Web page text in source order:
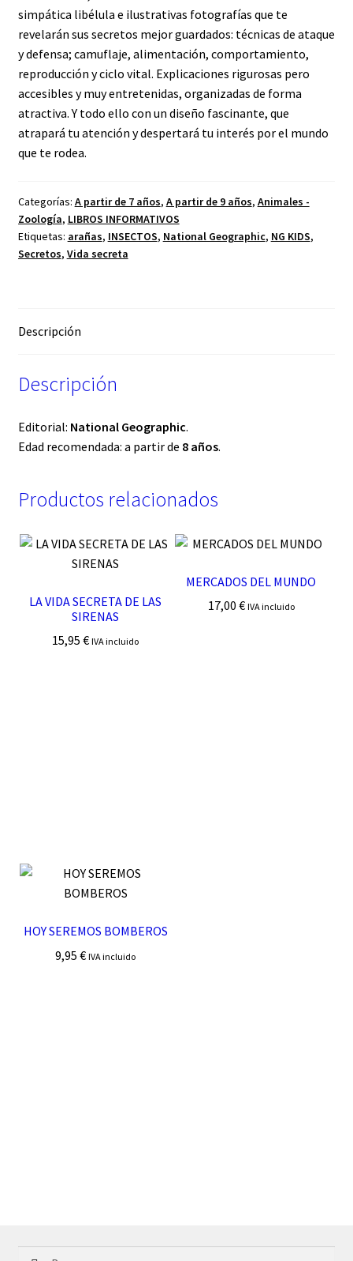
simpática libélula e ilustrativas fotografías que te
revelarán sus secretos mejor guardados: técnicas de ataque
y defensa; camuflaje, alimentación, comportamiento,
reproducción y ciclo vital. Explicaciones rigurosas pero
accesibles y muy entretenidas, organizadas de forma
atractiva. Y todo ello con un diseño fascinante, que
atrapará tu atención y despertará tu interés por el mundo
que te rodea.
Categorías: A partir de 7 años, A partir de 9 años, Animales -
Zoología, LIBROS INFORMATIVOS
Etiquetas: arañas, INSECTOS, National Geographic, NG KIDS,
Secretos, Vida secreta
Descripción
Descripción
Editorial: National Geographic.
Edad recomendada: a partir de 8 años.
Productos relacionados
LA VIDA SECRETA DE LAS
SIRENAS
15,95€ IVA incluido
MERCADOS DEL MUNDO
17,00 € IVA incluido
HOY SEREMOS BOMBEROS
9,95€ IVA incluido